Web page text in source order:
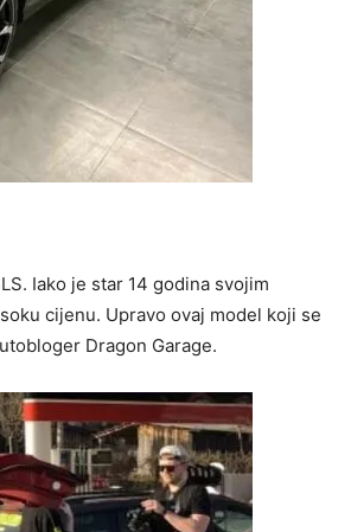
Iako je star 14 godina svojim
cijenu. Upravo ovaj model koji se
Dragon Garage.